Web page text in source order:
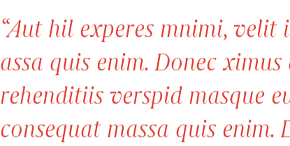
“Aut hil experes mnimi, velit
assa quis enim. Donec
rehenditiis verspid masque
consequat massa quis